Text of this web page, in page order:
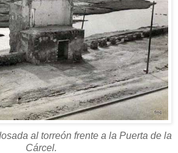
al torreón frente a la Puerta de la
Cárcel.